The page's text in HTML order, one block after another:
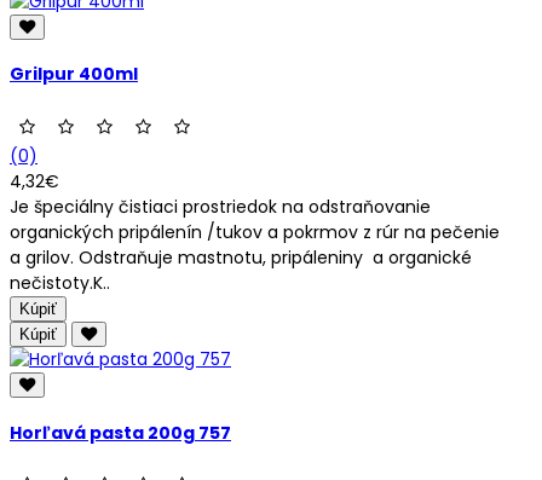
Grilpur 400ml
(0)
4,32€
Je špeciálny čistiaci prostriedok na odstraňovanie
organických pripálenín /tukov a pokrmov z rúr na pečenie
a grilov. Odstraňuje mastnotu, pripáleniny a organické
nečistoty.K..
Kúpiť
Kúpiť
Horľavá pasta 200g 757